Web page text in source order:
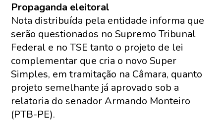
Propaganda eleitoral
Nota distribuída pela entidade informa que
serão questionados no Supremo Tribunal
Federal e no TSE tanto o projeto de lei
complementar que cria o novo Super
Simples, em tramitação na Câmara, quanto
projeto semelhante já aprovado sob a
relatoria do senador Armando Monteiro
(PTB-PE).